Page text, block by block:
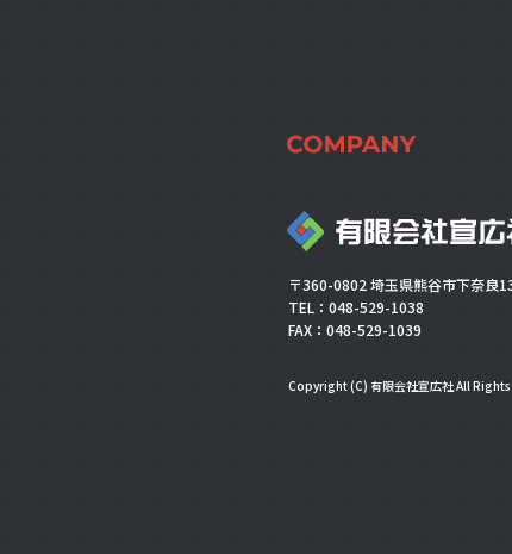
〒360-0802 埼玉県熊谷市下奈良
TEL：048-529-1038
FAX：048-529-1039
Copyright (C) 有限会社宣広社 All